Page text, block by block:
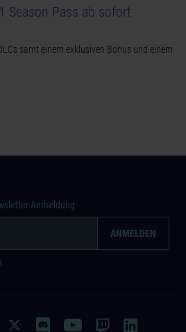
Season Pass ab sofort
samt einem exklusiven Bonus und einem
Anmeldung